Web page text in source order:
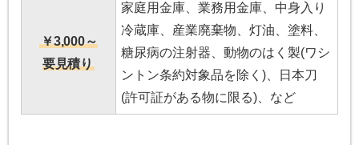
￥3,000～
要見積り
家庭用金庫、業務用金庫、中身入り
冷蔵庫、産業廃棄物、灯油、塗料、
糖尿病の注射器、動物のはく製(ワシ
ントン条約対象品を除く)、日本刀
(許可証がある物に限る)、など